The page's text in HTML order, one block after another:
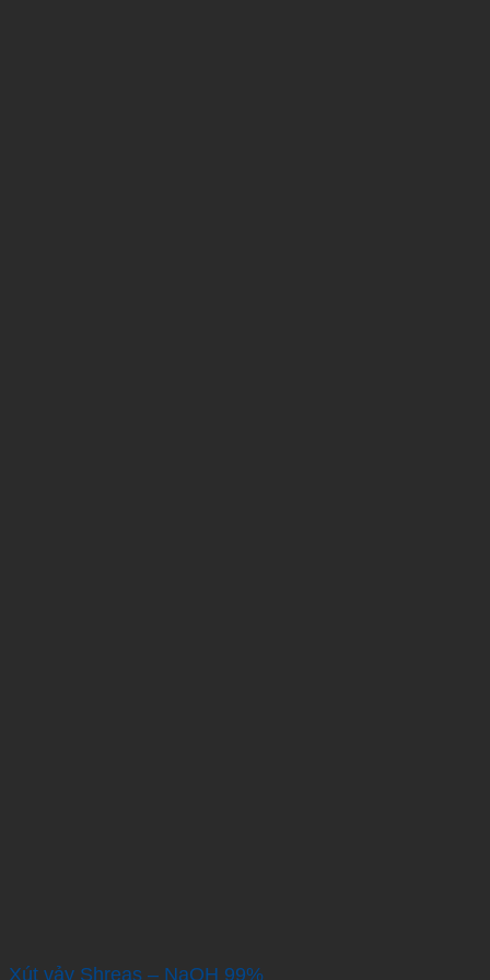
Xút vảy Shreas – NaOH 99%